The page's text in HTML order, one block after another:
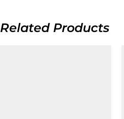
Related Products